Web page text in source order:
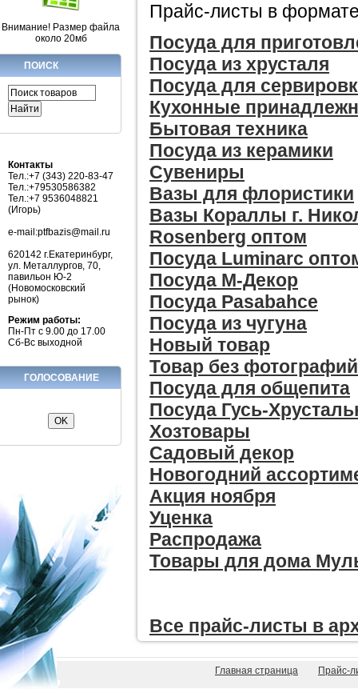
Внимание! Размер файла
около 20мб
ПОИСК
Контакты
Тел.:+7 (343) 220-83-47
Тел.:+79530586382
Тел.:+7 9536048821
(Игорь)
e-mail:ptfbazis@mail.ru
620142 г.Екатеринбург,
ул. Металлургов, 70,
павильон Ю-2
(Новомосковский
рынок)
Режим работы:
Пн-Пт с 9.00 до 17.00
Сб-Вс выходной
ГОЛОСОВАНИЕ
Прайс-листы в
Посуда для
Посуда из хрусталя
Посуда для
Кухонные
Бытовая техника
Посуда из керамики
Сувениры
Вазы для флористики
Вазы Кораллы г.
Rosenberg оптом
Посуда Luminarc
Посуда М-Декор
Посуда Pasabahce
Посуда из чугуна
Новый товар
Товар без фотографий
Посуда для общепита
Посуда Гусь-
Хозтовары
Садовый декор
Новогодний
Акция ноября
Уценка
Распродажа
Товары для дома
Все прайc-листы в
Главная страница Прайс-